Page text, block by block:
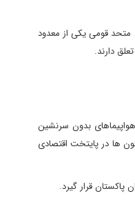
قومی یکی از معدود
دارند.
بدون سرنشین
ها در پایتخت اقتصادی
قرار گیرد.